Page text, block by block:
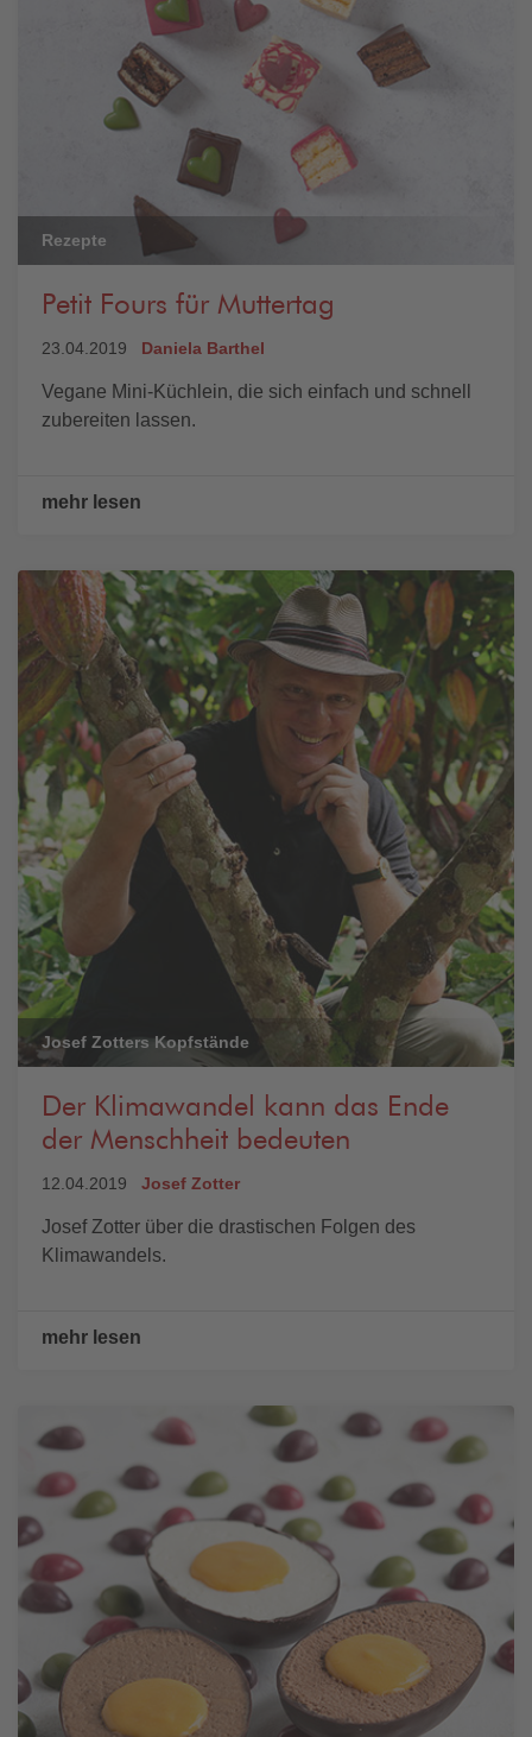
Rezepte
Petit Fours für Muttertag
23.04.2019 Daniela Barthel
Vegane Mini-Küchlein, die sich einfach und schnell
zubereiten lassen.
mehr lesen
Josef Zotters Kopfstände
Der Klimawandel kann das Ende
der Menschheit bedeuten
12.04.2019 Josef Zotter
Josef Zotter über die drastischen Folgen des
Klimawandels.
mehr lesen